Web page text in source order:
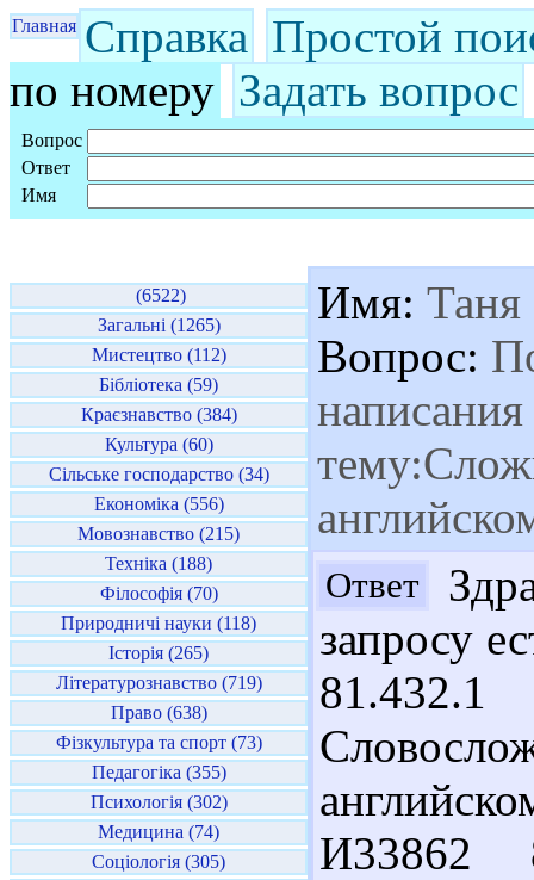
Главная Справка Простой
по номеру Задать вопрос
Вопрос
Ответ
Имя
(6522)
Загальні (1265)
Мистецтво (112)
Бібліотека (59)
Краєзнавство (384)
Культура (60)
Сільське господарство (34)
Економіка (556)
Мовознавство (215)
Техніка (188)
Філософія (70)
Природничі науки (118)
Історія (265)
Літературознавство (719)
Право (638)
Фізкультура та спорт (73)
Педагогіка (355)
Психологія (302)
Медицина (74)
Соціологія (305)
Имя: Таня
Вопрос:
Ответ
запросу
И33862